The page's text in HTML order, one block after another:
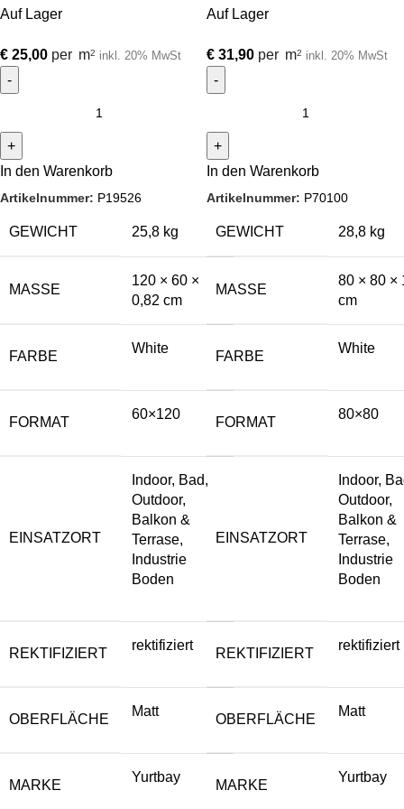
Auf Lager
€ 25,00 per m2 inkl. 20% MwSt
In den Warenkorb
Artikelnummer: P19526
GEWICHT 25,8 kg
MASSE
120 × 60 ×
0,82 cm
FARBE
White
FORMAT
60×120
EINSATZORT
Indoor, Bad,
Outdoor,
Balkon &
Terrase,
Industrie
Boden
REKTIFIZIERT
rektifiziert
OBERFLÄCHE
Matt
MARKE
Yurtbay
Auf Lager
€ 31,90 per m2 inkl. 20% MwSt
In den Warenkorb
Artikelnummer: P70100
GEWICHT 28,8 kg
MASSE
80 × 80 ×
cm
FARBE
White
FORMAT
80×80
EINSATZORT
Indoor,
Outdoor,
Balkon &
Terrase,
Industrie
Boden
REKTIFIZIERT
rektifiziert
OBERFLÄCHE
Matt
MARKE
Yurtbay